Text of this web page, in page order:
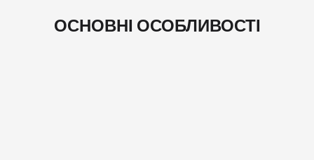
ОСНОВНІ ОСОБЛИВОСТІ